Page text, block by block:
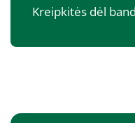
Kreipkitės dėl